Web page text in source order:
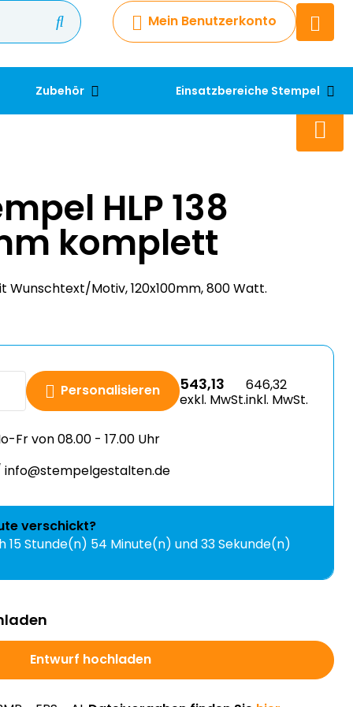
Mein Benutzerkonto
Zubehör Einsatzbereiche Stempel
Chatbot
Chatten Sie 24/7 mit unserem
+49 2038 0480 403
HLP 138
komplett
Wunschtext/Motiv, 120x100mm, 800 Watt.
Personalisieren 543,13
exkl. MwSt.
646,32
inkl. MwSt.
Fr von 08.00 - 17.00 Uhr
info@stempelgestalten.de
verschickt?
15 Stunde(n) 54 Minute(n) und 33 Sekunde(n)
Entwurf hochladen